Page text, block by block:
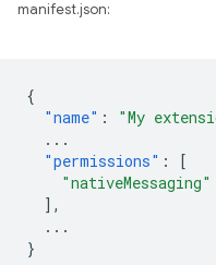
manifest.json:
{
"name" : "My
...
"permissions" :
[
"nativeMessaging"
],
...
}